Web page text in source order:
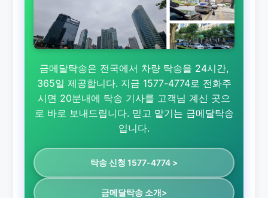
금메달탁송은 전국에서 차량 탁송을 24시간,
365일 제공합니다. 지금 1577-4774로 전화주
시면 20분내에 탁송 기사를 고객님 계신 곳으
로 바로 보내드립니다. 믿고 맡기는 금메달탁송
입니다.
탁송 신청 1577-4774 >
금메달탁송 소개>